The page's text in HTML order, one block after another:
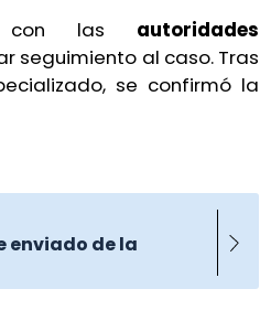
con las autoridades
seguimiento al caso. Tras
se confirmó la
enviado de la